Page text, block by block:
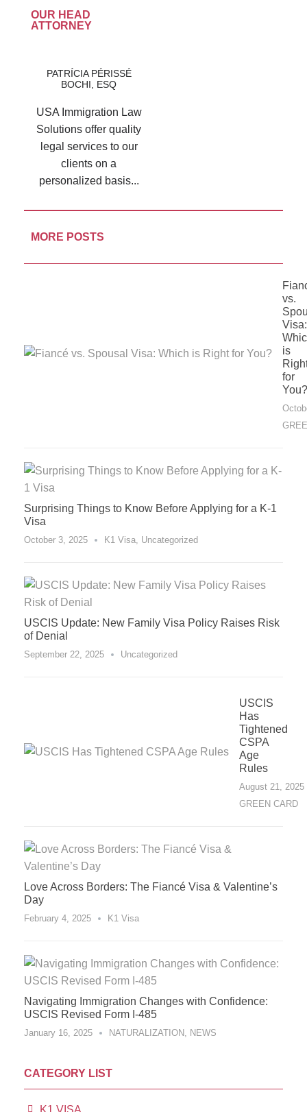
OUR HEAD
ATTORNEY
PATRÍCIA PÉRISSÉ
BOCHI, ESQ
USA Immigration Law
Solutions offer quality
legal services to our
clients on a
personalized basis...
MORE POSTS
vs.
Visa:
is
for
You?
Surprising Things to Know Before Applying for a K-1
Visa
October 3, 2025 K1 Visa Uncategorized
USCIS Update: New Family Visa Policy Raises Risk
of Denial
September 22, 2025 Uncategorized
USCIS
Has
Tightened
CSPA
Age
Rules
August 21, 2025
GREEN CARD
Love Across Borders: The Fiancé Visa & Valentine’s
Day
February 4, 2025 K1 Visa
Navigating Immigration Changes with Confidence:
USCIS Revised Form I-485
January 16, 2025 NATURALIZATION NEWS
CATEGORY LIST
K1 VISA